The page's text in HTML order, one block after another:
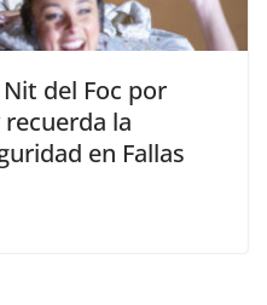
del Foc por
la
en Fallas